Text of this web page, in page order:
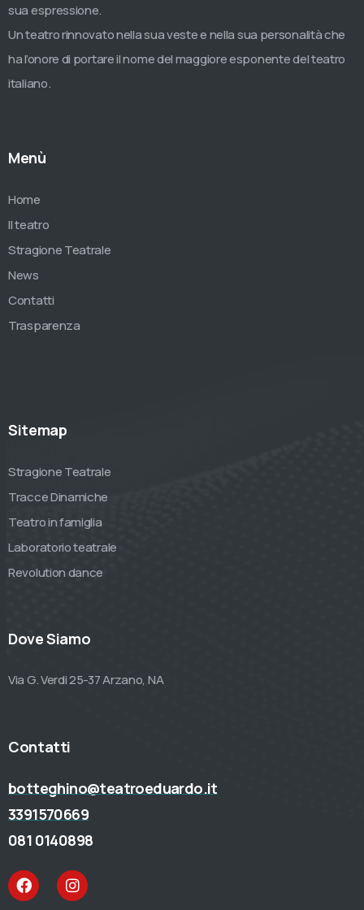
sua espressione.
Un teatro rinnovato nella sua veste e nella sua personalità che
ha l’onore di portare il nome del maggiore esponente del teatro
italiano.
Menù
Home
Il teatro
Stragione Teatrale
News
Contatti
Trasparenza
Sitemap
Stragione Teatrale
Tracce Dinamiche
Teatro in famiglia
Laboratorio teatrale
Revolution dance
Dove Siamo
Via G. Verdi 25-37 Arzano, NA
Contatti
botteghino@teatroeduardo.it
3391570669
081 0140898